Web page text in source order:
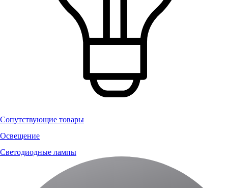
Сопутствующие товары
Освещение
Светодиодные лампы